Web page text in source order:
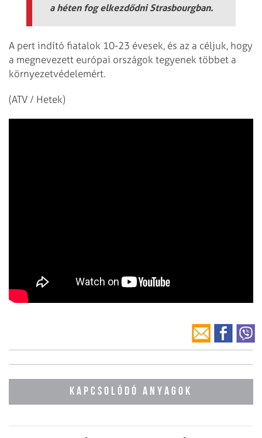
a héten fog elkezdődni Strasbourgban.
A pert indító fiatalok 10-23 évesek, és az a céljuk, hogy
a megnevezett európai országok tegyenek többet a
környezetvédelemért.
(ATV / Hetek)
KAPCSOLÓDÓ ANYAGOK